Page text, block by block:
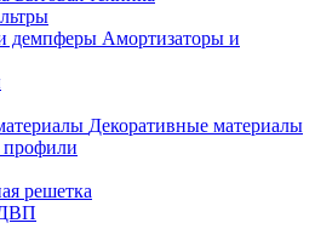
Амортизаторы и
Декоративные материалы
профили
решетка